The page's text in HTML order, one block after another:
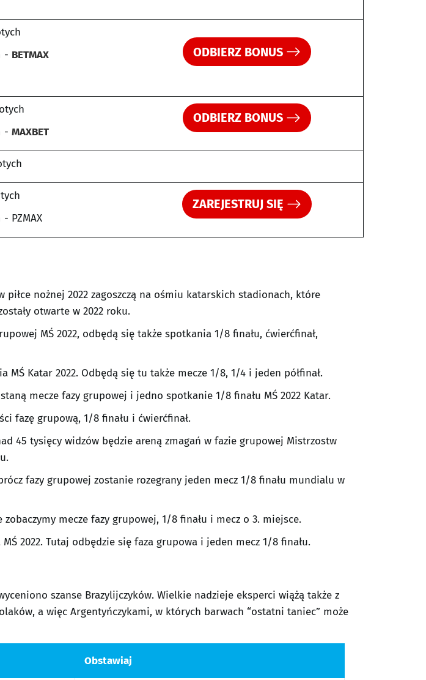
- BETMAX ODBIERZ BONUS
-MAXBET
ODBIERZ BONUS
PZMAX
ZAREJESTRUJ SIĘ
nożnej 2022 zagoszczą na ośmiu katarskich stadionach, które
otwarte w 2022 roku.
MŚ 2022, odbędą się także spotkania 1/8 finału, ćwierćfinał,
Katar 2022. Odbędą się tu także mecze 1/8, 1/4 i jeden półfinał.
mecze fazy grupowej i jedno spotkanie 1/8 finału MŚ 2022 Katar.
fazę grupową, 1/8 finału i ćwierćfinał.
45 tysięcy widzów będzie areną zmagań w fazie grupowej Mistrzostw
fazy grupowej zostanie rozegrany jeden mecz 1/8 finału mundialu w
mecze fazy grupowej, 1/8 finału i mecz o 3. miejsce.
2022. Tutaj odbędzie się faza grupowa i jeden mecz 1/8 finału.
szanse Brazylijczyków. Wielkie nadzieje eksperci wiążą także z
a więc Argentyńczykami, w których barwach “ostatni taniec” może
Obstawiaj